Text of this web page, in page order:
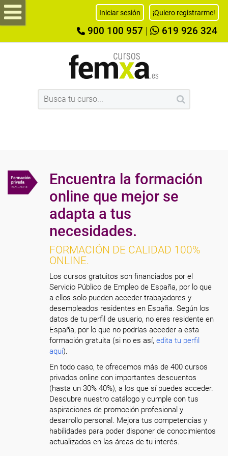
Iniciar sesión ¡Quiero registrarme!
900 100 957 619 926 324
Encuentra la formación
online que mejor se
adapta a tus
necesidades.
FORMACIÓN DE CALIDAD 100%
ONLINE.
Los cursos gratuitos son financiados por el
Servicio Público de Empleo de España, por lo que
a ellos solo pueden acceder trabajadores y
desempleados residentes en España. Según los
datos de tu perfil de usuario, no eres residente en
España, por lo que no podrías acceder a esta
formación gratuita (si no es así,edita tu perfil
aquí).
En todo caso, te ofrecemos más de 400 cursos
privados online con importantes descuentos
(hasta un 30% 40%), a los que sí puedes acceder.
Descubre nuestro catálogo y cumple con tus
aspiraciones de promoción profesional y
desarrollo personal. Mejora tus competencias y
habilidades para poder disponer de conocimientos
actualizados en las áreas de tu interés.